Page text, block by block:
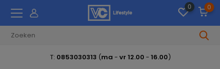
0 0
T: 0853030313 (ma - vr 12.00 - 16.00)